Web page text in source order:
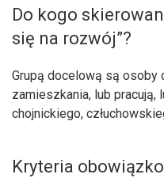
Do kogo
się na rozwój”?
Grupą docelową są osoby
zamieszkania, lub
chojnickiego,
Kryteria